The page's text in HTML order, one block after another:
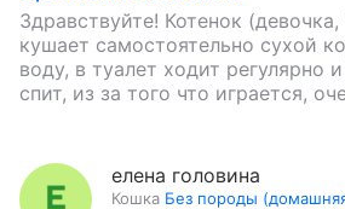
Здравствуйте! Котенок
кушает самостоятельно сухой
воду, в туалет ходит регулярно
спит, из за того что играется,
елена головина
Кошка Без породы